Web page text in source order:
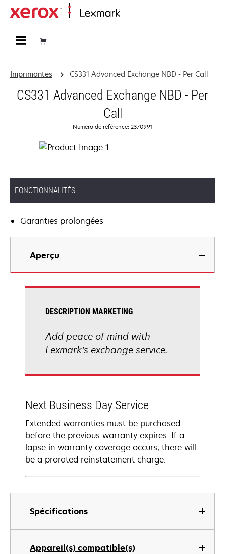
Imprimantes CS331 Advanced Exchange NBD - Per Call
CS331 Advanced Exchange NBD - Per
Call
Numéro de référence: 2370991
FONCTIONNALITÉS
Garanties prolongées
Aperçu
Spécifications
Appareil(s) compatible(s)
DESCRIPTION MARKETING
Add peace of mind with
Lexmark’s exchange service.
Next Business Day Service
Extended warranties must be purchased
before the previous warranty expires. If a
lapse in warranty coverage occurs, there will
be a prorated reinstatement charge.